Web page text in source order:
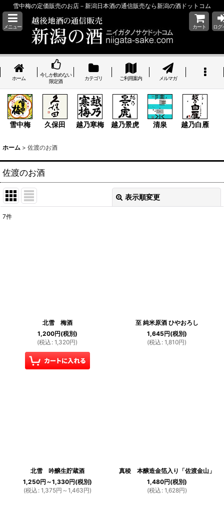
雪中梅の定価販売のお店－新潟日本酒の通信販売なら新潟の酒ドットコム
メニュー カート ログ
ホーム
今しか飲めない
限定酒
カテゴリ ご利用案内 メルマガ
雪中梅 久保田 越乃寒梅 越乃景虎 清泉 越乃白雁
ホーム > 佐渡のお酒
佐渡のお酒
表示順変更
7件
北雪 梅酒
1,200円(税別)
(税込 : 1,320円)
至 純米原酒 ひやおろし
1,645円(税別)
(税込 : 1,810円)
北雪 吟醸生貯蔵酒
1,250円 ～1,330円(税別)
(税込 : 1,375円 ～1,463円)
真稜 本醸造金箔入り「佐渡金山」
1,480円(税別)
(税込 : 1,628円)